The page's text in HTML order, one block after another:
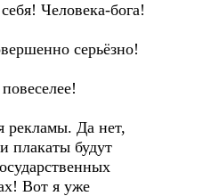
Человека-бога!
серьёзно!
рекламы. Да нет,
плакаты будут
Вот я уже